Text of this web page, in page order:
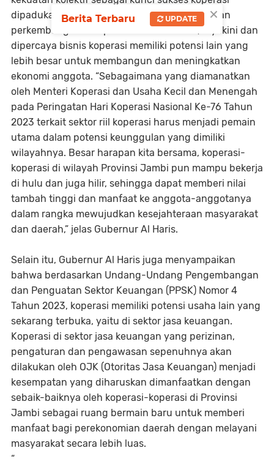
dipadukan dengan kemampuan adaptif dengan
perkembangan dan perubahan di sekitar, diyakini dan
dipercaya bisnis koperasi memiliki potensi lain yang
lebih besar untuk membangun dan meningkatkan
ekonomi anggota. “Sebagaimana yang diamanatkan
oleh Menteri Koperasi dan Usaha Kecil dan Menengah
pada Peringatan Hari Koperasi Nasional Ke-76 Tahun
2023 terkait sektor riil koperasi harus menjadi pemain
utama dalam potensi keunggulan yang dimiliki
wilayahnya. Besar harapan kita bersama, koperasi-
koperasi di wilayah Provinsi Jambi pun mampu bekerja
di hulu dan juga hilir, sehingga dapat memberi nilai
tambah tinggi dan manfaat ke anggota-anggotanya
dalam rangka mewujudkan kesejahteraan masyarakat
dan daerah,” jelas Gubernur Al Haris.
Selain itu, Gubernur Al Haris juga menyampaikan
bahwa berdasarkan Undang-Undang Pengembangan
dan Penguatan Sektor Keuangan (PPSK) Nomor 4
Tahun 2023, koperasi memiliki potensi usaha lain yang
sekarang terbuka, yaitu di sektor jasa keuangan.
Koperasi di sektor jasa keuangan yang perizinan,
pengaturan dan pengawasan sepenuhnya akan
dilakukan oleh OJK (Otoritas Jasa Keuangan) menjadi
kesempatan yang diharuskan dimanfaatkan dengan
sebaik-baiknya oleh koperasi-koperasi di Provinsi
Jambi sebagai ruang bermain baru untuk memberi
manfaat bagi perekonomian daerah dengan melayani
masyarakat secara lebih luas.
“
×
Berita Terbaru UPDATE